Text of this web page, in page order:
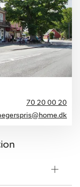
70 20 00 20